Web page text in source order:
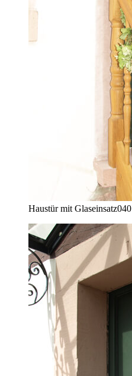
Haustür mit Glaseinsatz040